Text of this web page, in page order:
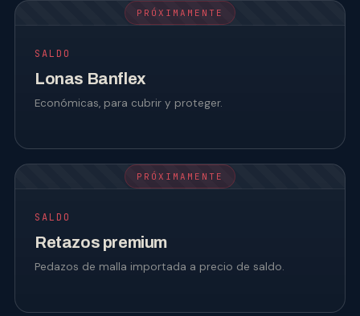
PRÓXIMAMENTE
SALDO
Lonas Banflex
Económicas, para cubrir y proteger.
PRÓXIMAMENTE
SALDO
Retazos premium
Pedazos de malla importada a precio de saldo.